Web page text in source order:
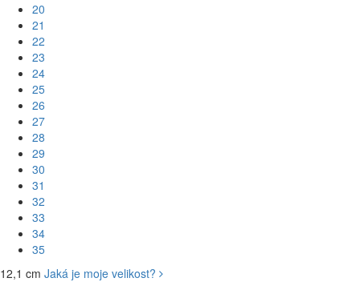
20
21
22
23
24
25
26
27
28
29
30
31
32
33
34
35
12,1 cm Jaká je moje velikost?